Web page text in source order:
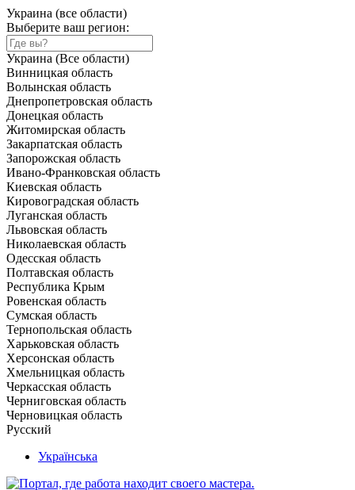
Украина (все области)
Выберите ваш регион:
Украина (Все области)
Винницкая область
Волынская область
Днепропетровская область
Донецкая область
Житомирская область
Закарпатская область
Запорожская область
Ивано-Франковская область
Киевская область
Кировоградская область
Луганская область
Львовская область
Николаевская область
Одесская область
Полтавская область
Республика Крым
Ровенская область
Сумская область
Тернопольская область
Харьковская область
Херсонская область
Хмельницкая область
Черкасская область
Черниговская область
Черновицкая область
Русский
Українська